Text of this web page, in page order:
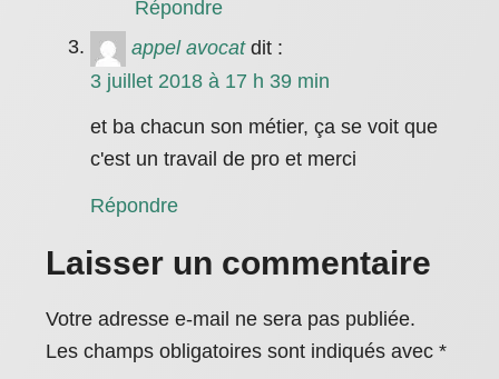
Répondre
appel avocat dit :
3 juillet 2018 à 17 h 39 min
et ba chacun son métier, ça se voit que
c'est un travail de pro et merci
Répondre
Laisser un commentaire
Votre adresse e-mail ne sera pas publiée.
Les champs obligatoires sont indiqués avec*